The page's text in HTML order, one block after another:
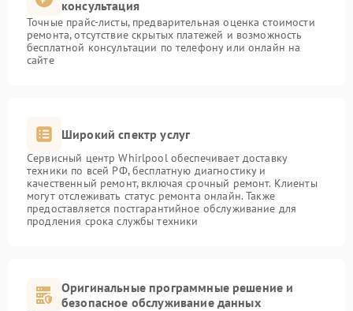
консультация
Точные прайс-листы, предварительная оценка стоимости
ремонта, отсутствие скрытых платежей и возможность
бесплатной консультации по телефону или онлайн на
сайте
Широкий спектр услуг
Сервисный центр Whirlpool обеспечивает доставку
техники по всей РФ, бесплатную диагностику и
качественный ремонт, включая срочный ремонт. Клиенты
могут отслеживать статус ремонта онлайн. Также
предоставляется постгарантийное обслуживание для
продления срока службы техники
Оригинальные программные решение и
безопасное обслуживание данных